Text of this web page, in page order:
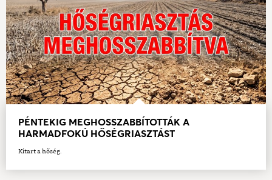
PÉNTEKIG MEGHOSSZABBÍTOTTÁK A
HARMADFOKÚ HŐSÉGRIASZTÁST
Kitart a hőség.